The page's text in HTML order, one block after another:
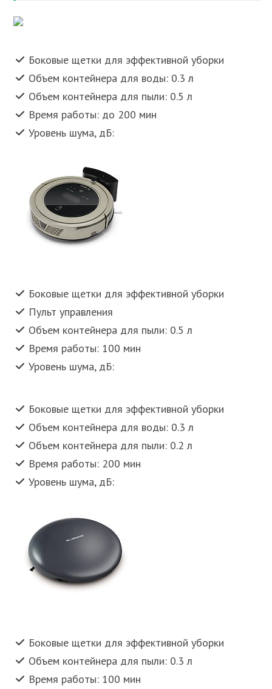
Боковые щетки для эффективной уборки
Объем контейнера для воды: 0.3 л
Объем контейнера для пыли: 0.5 л
Время работы: до 200 мин
Уровень шума, дБ:
Боковые щетки для эффективной уборки
Пульт управления
Объем контейнера для пыли: 0.5 л
Время работы: 100 мин
Уровень шума, дБ:
Боковые щетки для эффективной уборки
Объем контейнера для воды: 0.3 л
Объем контейнера для пыли: 0.2 л
Время работы: 200 мин
Уровень шума, дБ:
Боковые щетки для эффективной уборки
Объем контейнера для пыли: 0.3 л
Время работы: 100 мин